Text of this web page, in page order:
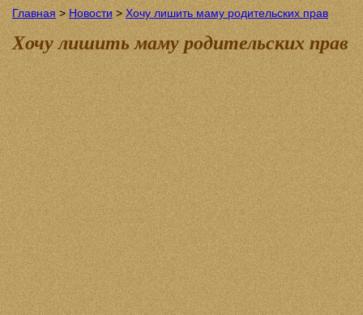
Главная > Новости>Хочу лишить маму родительских прав
Хочу лишить маму родительских прав